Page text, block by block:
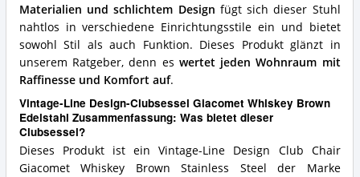
Materialien und schlichtem Design fügt sich dieser Stuhl
nahtlos in verschiedene Einrichtungsstile ein und bietet
sowohl Stil als auch Funktion. Dieses Produkt glänzt in
unserem Ratgeber, denn es wertet jeden Wohnraum mit
Raffinesse und Komfort auf.
Vintage-Line Design-Clubsessel Giacomet Whiskey Brown
Edelstahl Zusammenfassung: Was bietet dieser
Clubsessel?
Dieses Produkt ist ein Vintage-Line Design Club Chair
Giacomet Whiskey Brown Stainless Steel der Marke